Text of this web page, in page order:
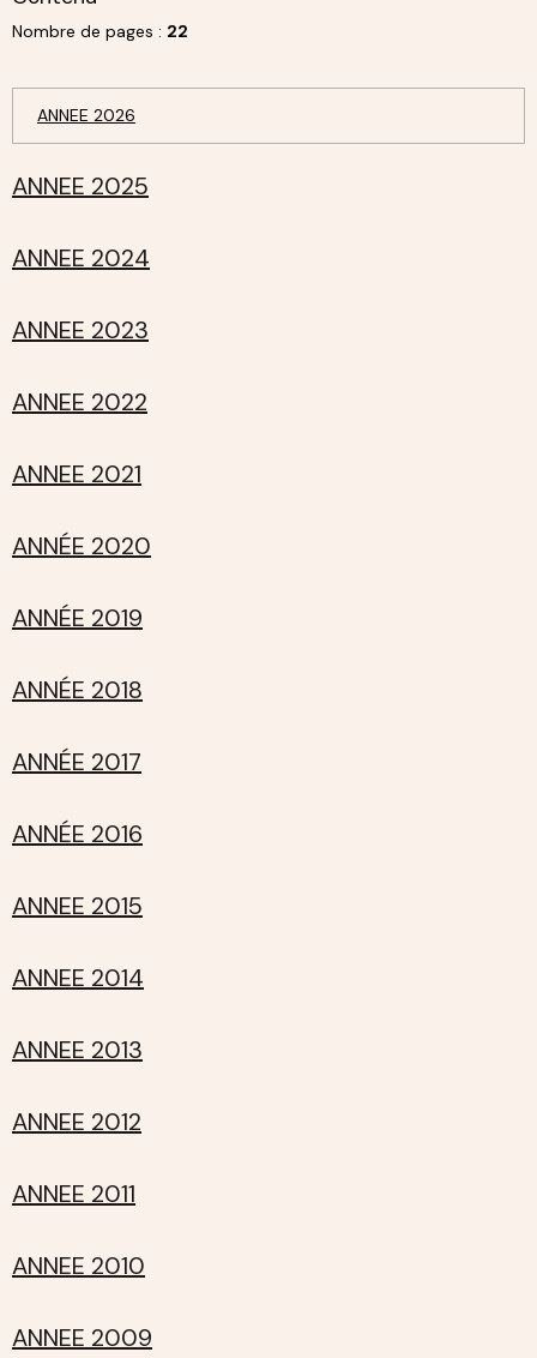
Nombre de pages : 22
ANNEE 2026
ANNEE 2025
ANNEE 2024
ANNEE 2023
ANNEE 2022
ANNEE 2021
ANNÉE 2020
ANNÉE 2019
ANNÉE 2018
ANNÉE 2017
ANNÉE 2016
ANNEE 2015
ANNEE 2014
ANNEE 2013
ANNEE 2012
ANNEE 2011
ANNEE 2010
ANNEE 2009